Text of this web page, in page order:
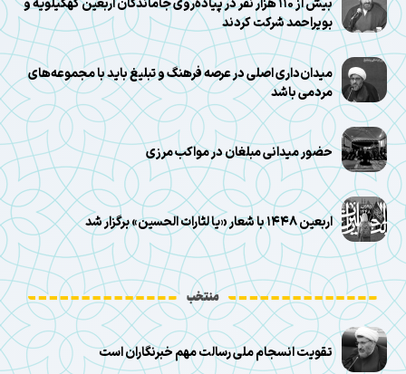
بویراحمد شرکت کردند
میدان‌داری اصلی در عرصه فرهنگ و تبلیغ باید با مجموعه‌های
مردمی باشد
حضور میدانی مبلغان در مواکب مرزی
اربعین ۱۴۴۸ با شعار «یا لثارات الحسین» برگزار شد
منتخب
تقویت انسجام ملی رسالت مهم خبرنگاران است